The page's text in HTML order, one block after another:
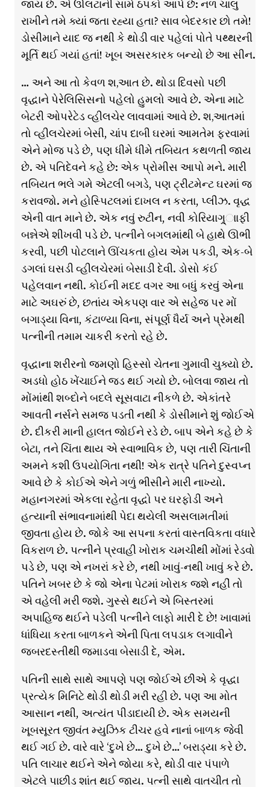
જાય છે. એ ઊલટાની સામે ઠપકો આપે છે: નળ ચાલુ
રાખીને તમે ક્યાં જતા રહ્યા હતા? સાવ બેદરકાર છો તમે!
ડોસીમાને યાદ જ નથી કે થોડી વાર પહેલાં પોતે પથ્થરની
મૂર્તિ થઈ ગયાં હતાં! ખૂબ અસરકારક બન્યો છે આ સીન.
… અને આ તો કેવળ શ‚આત છે. થોડા દિવસો પછી
વૃદ્ધાને પેરેલિસિસનો પહેલો હુમલો આવે છે. એના માટે
બેટરી ઓપરેટેડ વ્હીલચેર લાવવામાં આવે છે. શ‚આતમાં
તો વ્હીલચેરમાં બેસી, ચાંપ દાબી ઘરમાં આમતેમ ફરવામાં
એને મોજ પડે છે, પણ ધીમે ધીમે તબિયત કથળતી જાય
છે. એ પતિદેવને કહે છે: એક પ્રોમીસ આપો મને. મારી
તબિયત ભલે ગમે એટલી બગડે, પણ ટ્રીટમેન્ટ ઘરમાં જ
કરાવજો. મને હોસ્પિટલમાં દાખલ ન કરતા, પ્લીઝ. વૃદ્ધ
એની વાત માને છે. એક નવું રુટીન, નવી કોરિયાગ્ર્ાાફી
બન્નેએ શીખવી પડે છે. પત્નીને બગલમાંથી બે હાથે ઊભી
કરવી, પછી પોટલાને ઊંચકતા હોય એમ પકડી, એક-બે
ડગલાં ઘસડી વ્હીલચેરમાં બેસાડી દેવી. ડોસો કંઈ
પહેલવાન નથી. કોઈની મદદ વગર આ બધું કરવું એના
માટે અઘરું છે, છતાંય એકપણ વાર એ સહેજ પર મોં
બગાડ્યા વિના, કંટાળ્યા વિના, સંપૂર્ણ ધૈર્ય અને પ્રેમથી
પત્નીની તમામ ચાકરી કરતો રહે છે.
વૃદ્ધાના શરીરનો જમણો હિસ્સો ચેતના ગુમાવી ચુક્યો છે.
અડધો હોઠ ખેંચાઈને જડ થઈ ગયો છે. બોલવા જાય તો
મોંમાંથી શબ્દોને બદલે સૂસવાટા નીકળે છે. એકાંતરે
આવતી નર્સને સમજ પડતી નથી કે ડોસીમાને શું જોઈએ
છે. દીકરી માની હાલત જોઈને રડે છે. બાપ એને કહે છે કે
બેટા, તને ચિંતા થાય એ સ્વાભાવિક છે, પણ તારી ચિંતાની
અમને કશી ઉપયોગિતા નથી! એક રાત્રે પતિને દુસ્વપ્ન
આવે છે કે કોઈએ એને ગળું ભીસીને મારી નાખ્યો.
મહાનગરમાં એકલા રહેતા વૃદ્ધો પર ઘરફોડી અને
હત્યાની સંભાવનામાંથી પેદા થયેલી અસલામતીમાં
જીવતા હોય છે. જોકે આ સપના કરતાં વાસ્તવિકતા વધારે
વિકરાળ છે. પત્નીને પ્રવાહી ખોરાક ચમચીથી મોંમાં રેડવો
પડે છે, પણ એ નખરાં કરે છે, નથી ખાવું-નથી ખાવું કરે છે.
પતિને ખબર છે કે જો એના પેટમાં ખોરાક જશે નહીં તો
એ વહેલી મરી જશે. ગુસ્સે થઈને એ બિસ્તરમાં
અપાહિજ થઈને પડેલી પત્નીને લાફો મારી દે છે! ખાવામાં
ધાંધિયા કરતા બાળકને એની પિતા લપડાક લગાવીને
જબરદસ્તીથી જમાડવા બેસાડી દે, એમ.
પતિની સાથે સાથે આપણે પણ જોઈએ છીએ કે વૃદ્ધા
પ્રત્યેક મિનિટે થોડી થોડી મરી રહી છે. પણ આ મોત
આસાન નથી, અત્યંત પીડાદાયી છે. એક સમયની
ખૂબસૂરત જીવંત મ્યુઝિક ટીચર હવે નાનાં બાળક જેવી
થઈ ગઈ છે. વારે વારે ‘દુખે છે… દુખે છે…’ બરાડ્યા કરે છે.
પતિ લાચાર થઈને એને જોયા કરે, થોડી વાર પંપાળે
એટલે પાછીડ શાંત થઈ જાય. પત્ની સાથે વાતચીત તો